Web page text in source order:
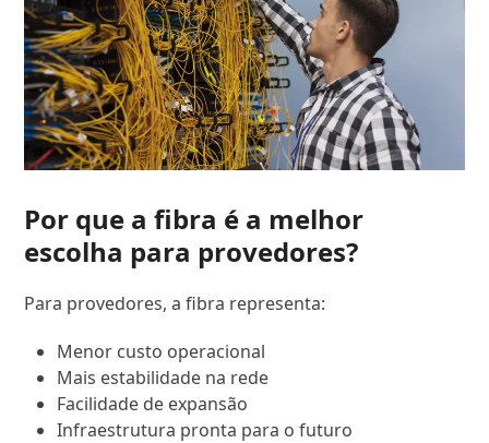
Por que a fibra é a melhor
escolha para provedores?
Para provedores, a fibra representa:
Menor custo operacional
Mais estabilidade na rede
Facilidade de expansão
Infraestrutura pronta para o futuro